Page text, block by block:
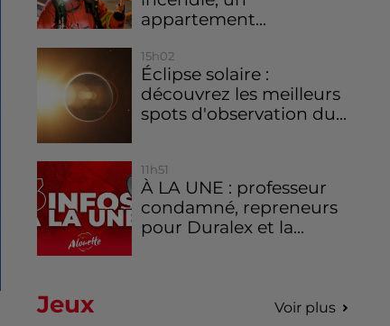
appartement...
15h02
Éclipse solaire :
découvrez les meilleurs
spots d'observation du...
11h51
À LA UNE : professeur
condamné, repreneurs
pour Duralex et la...
Jeux Voir plus